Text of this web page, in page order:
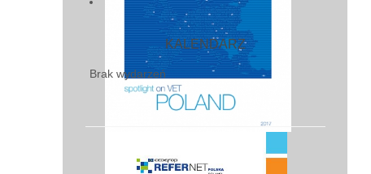
KALENDARZ
Brak wydarzeń